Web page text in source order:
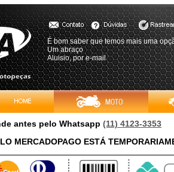
É bom saber que temos mais uma
Um abraço
Aluisio, por e-mail
antes pelo Whatsapp (11) 4123-3353
MERCADOPAGO ESTÁ